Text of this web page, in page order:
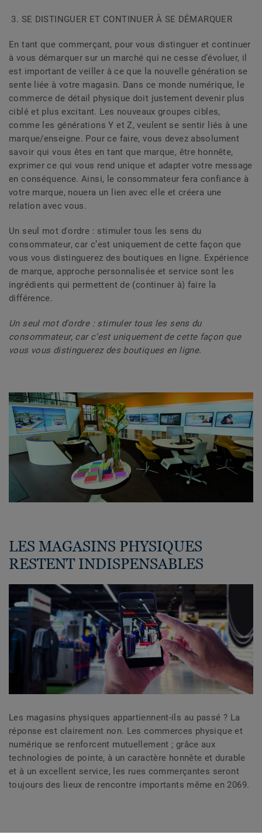
3. SE DISTINGUER ET CONTINUER À SE DÉMARQUER
En tant que commerçant, pour vous distinguer et continuer
à vous démarquer sur un marché qui ne cesse d’évoluer, il
est important de veiller à ce que la nouvelle génération se
sente liée à votre magasin. Dans ce monde numérique, le
commerce de détail physique doit justement devenir plus
ciblé et plus excitant. Les nouveaux groupes cibles,
comme les générations Y et Z, veulent se sentir liés à une
marque/enseigne. Pour ce faire, vous devez absolument
savoir qui vous êtes en tant que marque, être honnête,
exprimer ce qui vous rend unique et adapter votre message
en conséquence. Ainsi, le consommateur fera confiance à
votre marque, nouera un lien avec elle et créera une
relation avec vous.
Un seul mot d'ordre : stimuler tous les sens du
consommateur, car c’est uniquement de cette façon que
vous vous distinguerez des boutiques en ligne. Expérience
de marque, approche personnalisée et service sont les
ingrédients qui permettent de (continuer à) faire la
différence.
Un seul mot d'ordre : stimuler tous les sens du
consommateur, car c’est uniquement de cette façon que
vous vous distinguerez des boutiques en ligne.
LES MAGASINS PHYSIQUES
RESTENT INDISPENSABLES
Les magasins physiques appartiennent-ils au passé ? La
réponse est clairement non. Les commerces physique et
numérique se renforcent mutuellement ; grâce aux
technologies de pointe, à un caractère honnête et durable
et à un excellent service, les rues commerçantes seront
toujours des lieux de rencontre importants même en 2069.